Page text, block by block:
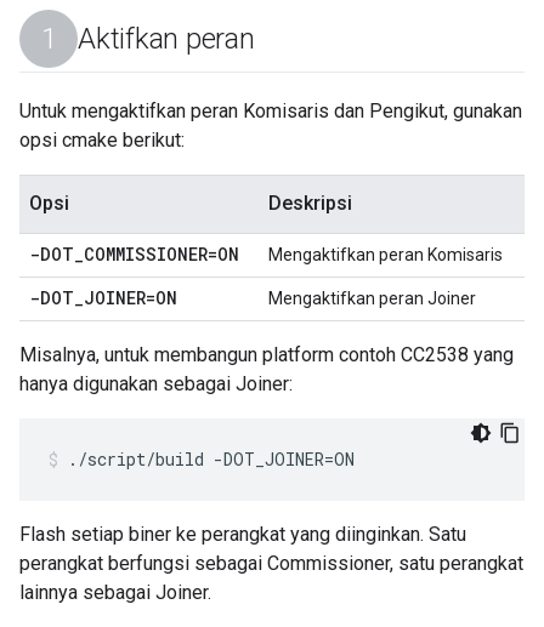
Aktifkan peran
Untuk mengaktifkan peran Komisaris dan Pengikut, gunakan
opsi cmake berikut:
Opsi Deskripsi
-DOT_COMMISSIONER=ON Mengaktifkan peran Komisaris
-DOT_JOINER=ON Mengaktifkan peran Joiner
Misalnya, untuk membangun platform contoh CC2538 yang
hanya digunakan sebagai Joiner:
./script/build -DOT_JOINER=ON
Flash setiap biner ke perangkat yang diinginkan. Satu
perangkat berfungsi sebagai Commissioner, satu perangkat
lainnya sebagai Joiner.